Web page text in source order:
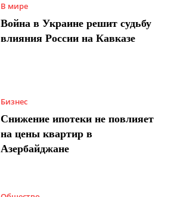
В мире
Война в Украине решит судьбу
влияния России на Кавказе
Бизнес
Снижение ипотеки не повлияет
на цены квартир в
Азербайджане